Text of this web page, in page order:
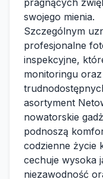
pragnących
swojego mienia.
Szczególnym
profesjonalne
inspekcyjne,
monitoringu
asortyment
nowatorskie
podnoszą
codzienne życie
cechuje wysoka
niezawodność